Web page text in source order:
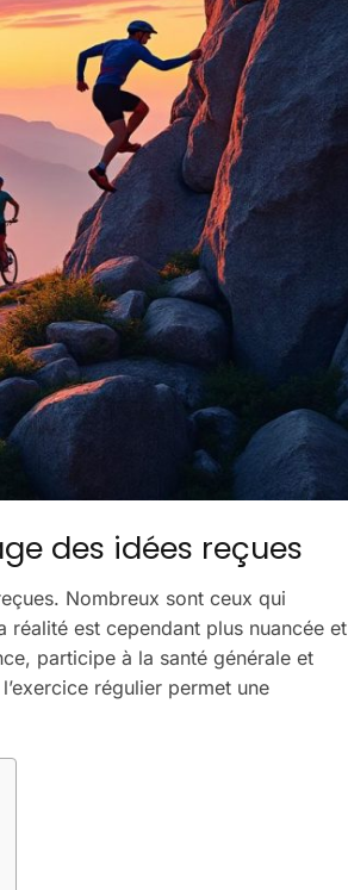
des idées reçues
Nombreux sont ceux qui
réalité est cependant plus nuancée et
participe à la santé générale et
régulier permet une